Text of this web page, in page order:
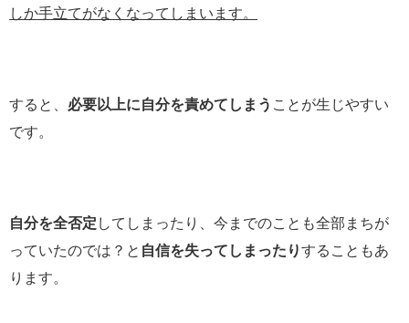
しか手立てがなくなってしまいます。
すると、 必要以上に自分を責めてしまう ことが生じやすい
です。
自分を全否定 してしまったり、今までのことも全部まちが
っていたのでは？と 自信を失ってしまったりすることもあ
ります。